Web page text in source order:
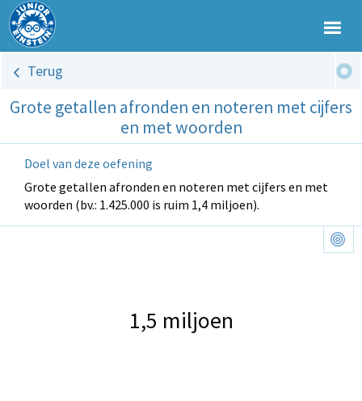
Terug
Grote getallen afronden en noteren met cijfers
en met woorden
Doel van deze oefening
Grote getallen afronden en noteren met cijfers en met
woorden (bv.: 1.425.000 is ruim 1,4 miljoen).
1,5 miljoen